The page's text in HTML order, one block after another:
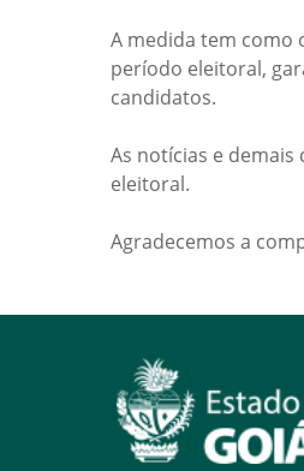
A medida tem como
período eleitoral,
candidatos.
As notícias e
eleitoral.
Agradecemos a